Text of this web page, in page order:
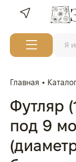
Главная Каталог
Футляр
под 9